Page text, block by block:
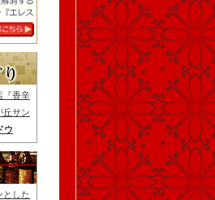
『香辛
丘サン
ウ
とした